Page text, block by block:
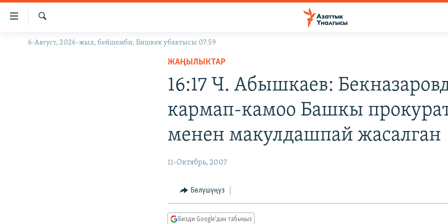
Линктер
Мазмунга
Навигацияга
ЖАҢЫЛЫКТАР
Издөө
6-Август, 2026-жыл, бейшемби, Бишкек убактысы 07:59
ЖАҢЫЛЫКТАР
16:17 Ч. Абышкаев:
кармап-камоо Башкы
менен макулдашпай жасалган
11-Октябрь, 2007
Бөлүшүңүз
Бизди Google'дан табыңыз